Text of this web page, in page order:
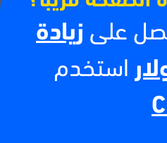
على زيادة
استخدم